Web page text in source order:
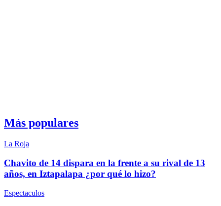
Más populares
La Roja
Chavito de 14 dispara en la frente a su rival de 13
años, en Iztapalapa ¿por qué lo hizo?
Espectaculos